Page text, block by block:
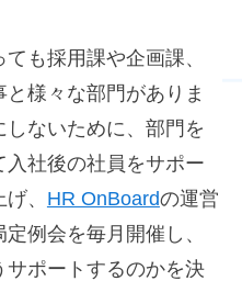
も採用課や企画課、
様々な部門がありま
ないために、部門を
社後の社員をサポー
、 HR OnBoardの運営
例会を毎月開催し、
ポートするのかを決